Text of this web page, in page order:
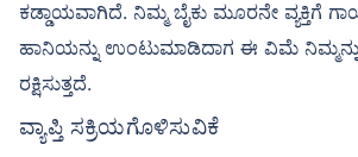
ಕಡ್ಡಾಯವಾಗಿದೆ. ನಿಮ್ಮ ಬೈಕು ಮೂರನೇ ವ್ಯಕ್ತಿಗೆ
ಹಾನಿಯನ್ನು ಉಂಟುಮಾಡಿದಾಗ ಈ ವಿಮೆ
ರಕ್ಷಿಸುತ್ತದೆ.
ವ್ಯಾಪ್ತಿ ಸಕ್ರಿಯಗೊಳಿಸುವಿಕೆ